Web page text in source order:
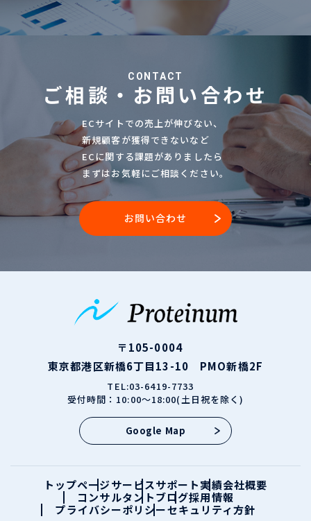
CONTACT
ご相談・お問い合わせ
ECサイトでの売上が伸びない、
新規顧客が獲得できないなど
ECに関する課題がありましたら
まずはお気軽にご相談ください。
お問い合わせ
〒105-0004
東京都港区新橋6丁目13-10 PMO新橋2F
TEL:03-6419-7733
受付時間：10:00～18:00(土日祝を除く)
Google Map
トップページサービスサポート実績会社概要
コンサルタントブログ採用情報
プライバシーポリシーセキュリティ方針